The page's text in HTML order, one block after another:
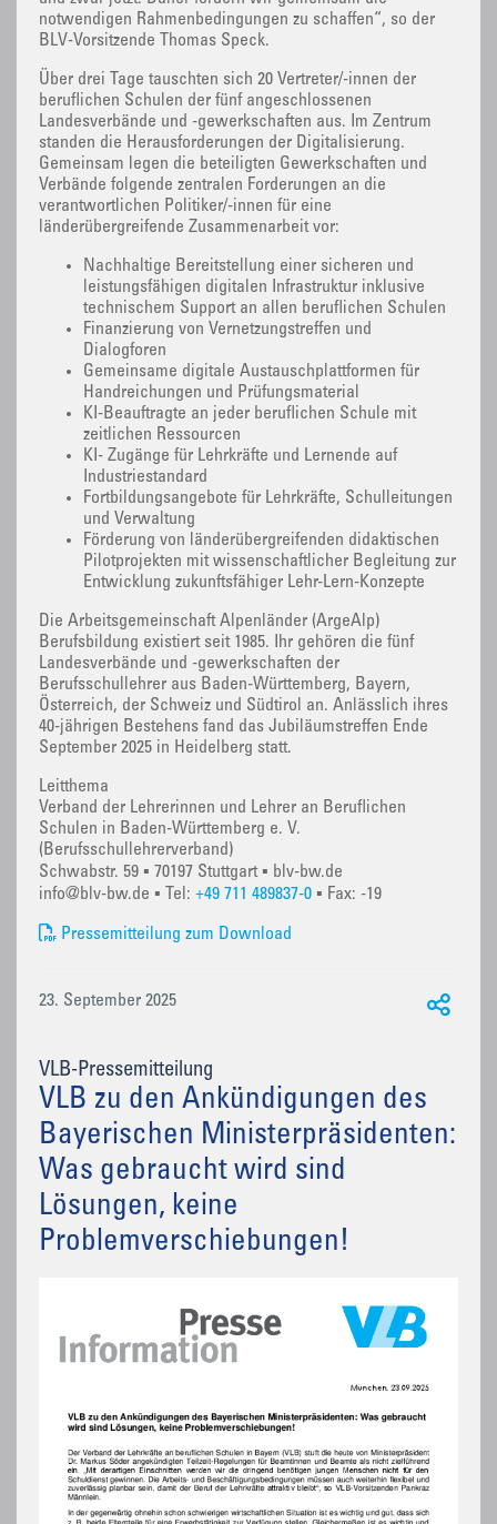
notwendigen Rahmenbedingungen zu schaffen“, so der
BLV-Vorsitzende Thomas Speck.
Über drei Tage tauschten sich 20 Vertreter/-innen der
beruflichen Schulen der fünf angeschlossenen
Landesverbände und -gewerkschaften aus. Im Zentrum
standen die Herausforderungen der Digitalisierung.
Gemeinsam legen die beteiligten Gewerkschaften und
Verbände folgende zentralen Forderungen an die
verantwortlichen Politiker/-innen für eine
länderübergreifende Zusammenarbeit vor:
Nachhaltige Bereitstellung einer sicheren und
leistungsfähigen digitalen Infrastruktur inklusive
technischem Support an allen beruflichen Schulen
Finanzierung von Vernetzungstreffen und
Dialogforen
Gemeinsame digitale Austauschplattformen für
Handreichungen und Prüfungsmaterial
KI-Beauftragte an jeder beruflichen Schule mit
zeitlichen Ressourcen
KI- Zugänge für Lehrkräfte und Lernende auf
Industriestandard
Fortbildungsangebote für Lehrkräfte, Schulleitungen
und Verwaltung
Förderung von länderübergreifenden didaktischen
Pilotprojekten mit wissenschaftlicher Begleitung zur
Entwicklung zukunftsfähiger Lehr-Lern-Konzepte
Die Arbeitsgemeinschaft Alpenländer (ArgeAlp)
Berufsbildung existiert seit 1985. Ihr gehören die fünf
Landesverbände und -gewerkschaften der
Berufsschullehrer aus Baden-Württemberg, Bayern,
Österreich, der Schweiz und Südtirol an. Anlässlich ihres
40-jährigen Bestehens fand das Jubiläumstreffen Ende
September 2025 in Heidelberg statt.
Leitthema
Verband der Lehrerinnen und Lehrer an Beruflichen
Schulen in Baden-Württemberg e. V.
(Berufsschullehrerverband)
Schwabstr. 59 ▪ 70197 Stuttgart ▪ blv-bw.de
info@blv-bw.de ▪ Tel: +49 711 489837-0 ▪ Fax: -19
Pressemitteilung zum Download
23. September 2025
VLB-Pressemitteilung
VLB zu den Ankündigungen des
Bayerischen Ministerpräsidenten:
Was gebraucht wird sind
Lösungen, keine
Problemverschiebungen!